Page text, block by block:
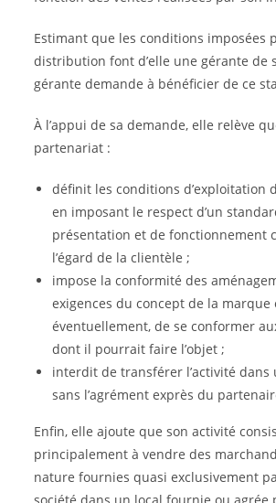
Estimant que les conditions imposées
distribution font d’elle une gérante de
gérante demande à bénéficier de ce
À l’appui de sa demande, elle relève
partenariat :
définit les conditions d’exploitation
en imposant le respect d’un
présentation et de fonctionnement
l’égard de la clientèle ;
impose la conformité des
exigences du concept de la marque
éventuellement, de se conformer
dont il pourrait faire l’objet ;
interdit de transférer l’activité dans
sans l’agrément exprès du
Enfin, elle ajoute que son activité
principalement à vendre des
nature fournies quasi exclusivement